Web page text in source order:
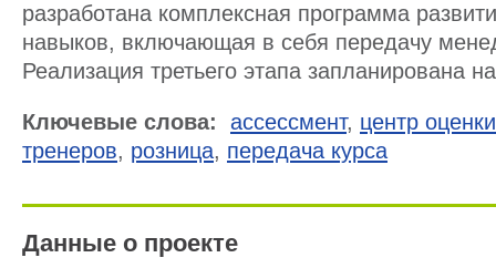
разработана комплексная программа
навыков, включающая в себя передачу
Реализация третьего этапа запланирована
Ключевые слова: ассессмент, центр оценки
тренеров, розница, передача курса
Данные о проекте